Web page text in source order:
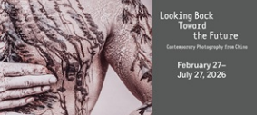
斯
警
察
局
控